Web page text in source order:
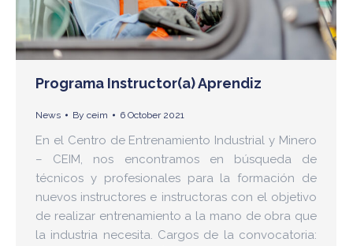
Programa Instructor(a) Aprendiz
News By ceim 6 October 2021
En el Centro de Entrenamiento Industrial y Minero
– CEIM, nos encontramos en búsqueda de
técnicos y profesionales para la formación de
nuevos instructores e instructoras con el objetivo
de realizar entrenamiento a la mano de obra que
la industria necesita. Cargos de la convocatoria: